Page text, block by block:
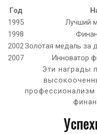
Год
1995
Лучший
1998
2002Золотая медаль за
2007
Инноватор
Эти награды
профессионализм